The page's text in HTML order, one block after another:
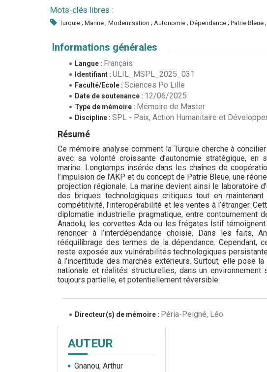
Mots-clés libres :
Turquie ; Marine ; Modernisation ; Autonomie ; Dépendance ; Patrie Bleue
Informations générales
Langue : Français
Identifiant : ULIL_MSPL_2025_031
Faculté/Ecole : Sciences Po Lille
Date de soutenance : 12/06/2025
Type de mémoire : Mémoire de Master
Discipline : SPL - Paix, Action Humanitaire et
Résumé
Ce mémoire analyse comment la Turquie cherche à
avec sa volonté croissante d’autonomie stratégique, en
marine. Longtemps insérée dans les chaînes de
l’impulsion de l’AKP et du concept de Patrie Bleue, une
projection régionale. La marine devient ainsi le laboratoire
des briques technologiques critiques tout en
compétitivité, l’interopérabilité et les ventes à l’étranger.
diplomatie industrielle pragmatique, entre contournement
Anadolu, les corvettes Ada ou les frégates İstif témoignent
renoncer à l’interdépendance choisie. Dans les faits,
rééquilibrage des termes de la dépendance. Cependant,
reste exposée aux vulnérabilités technologiques
à l’incertitude des marchés extérieurs. Surtout, elle pose
nationale et réalités structurelles, dans un environnement
toujours partielle, et potentiellement réversible.
Directeur(s) de mémoire : Péria-Peigné, Léo
AUTEUR
Gnanou, Arthur